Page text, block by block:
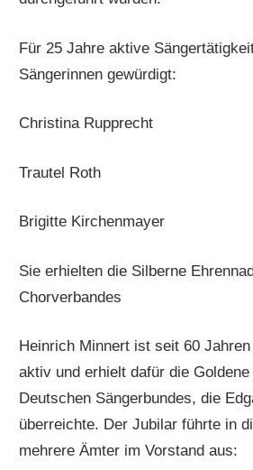
Für 25 Jahre aktive
Sängerinnen gewürdigt:
Christina Rupprecht
Trautel Roth
Brigitte Kirchenmayer
Sie erhielten die Silberne
Chorverbandes
Heinrich Minnert ist seit 60
aktiv und erhielt dafür die
Deutschen Sängerbundes, die
überreichte. Der Jubilar führte in
mehrere Ämter im Vorstand aus: